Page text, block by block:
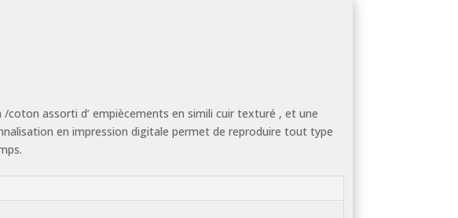
coton assorti d’ empiècements en simili cuir texturé , et une
en impression digitale permet de reproduire tout type